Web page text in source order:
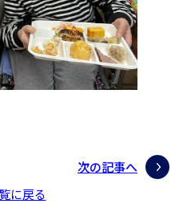
に戻る
次の記事へ